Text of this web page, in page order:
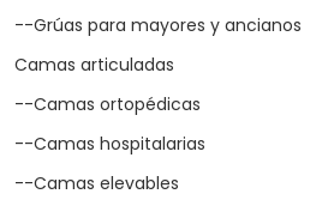
--Grúas para mayores y ancianos
Camas articuladas
--Camas ortopédicas
--Camas hospitalarias
--Camas elevables